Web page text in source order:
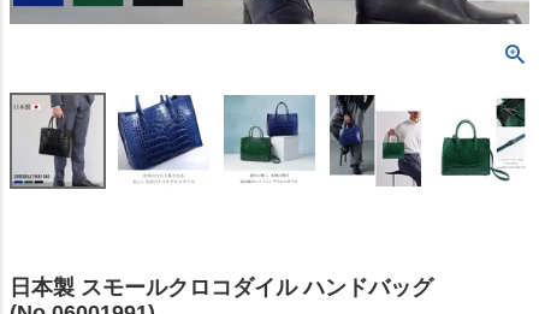
日本製 スモールクロコダイル ハンドバッグ